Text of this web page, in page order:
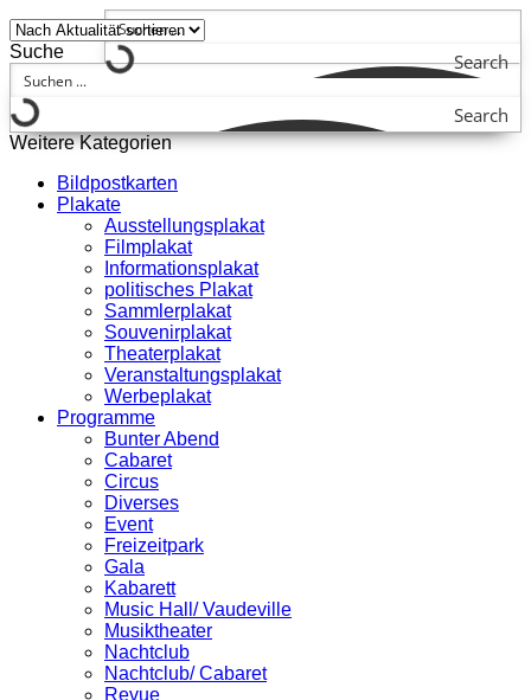
Search
Suche
Search
Weitere Kategorien
Bildpostkarten
Plakate
Ausstellungsplakat
Filmplakat
Informationsplakat
politisches Plakat
Sammlerplakat
Souvenirplakat
Theaterplakat
Veranstaltungsplakat
Werbeplakat
Programme
Bunter Abend
Cabaret
Circus
Diverses
Event
Freizeitpark
Gala
Kabarett
Music Hall/ Vaudeville
Musiktheater
Nachtclub
Nachtclub/ Cabaret
Revue